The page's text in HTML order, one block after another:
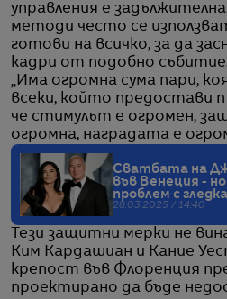
управления е
методи често се
готови на всичко, за да
кадри от подобно
„Има огромна сума пари,
всеки, който предостави
че стимулът е огромен,
огромна, наградата е
Сватбата на
във Венеция -
проблем с
28.03.2025 / 14:40
Тези защитни мерки не
Ким Кардашиан и Кание
крепост във Флоренция
проектирано да бъде